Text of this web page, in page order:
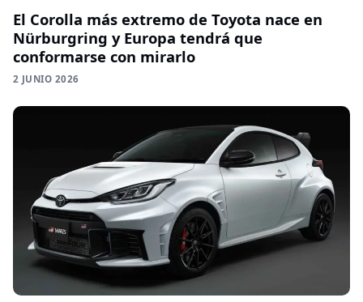
El Corolla más extremo de Toyota nace en
Nürburgring y Europa tendrá que
conformarse con mirarlo
2 JUNIO 2026